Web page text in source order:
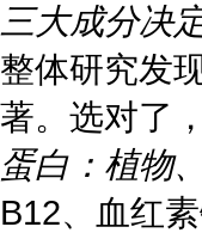
三大成分决
整体研究发
著。选对了
蛋白：植物
B12、血红